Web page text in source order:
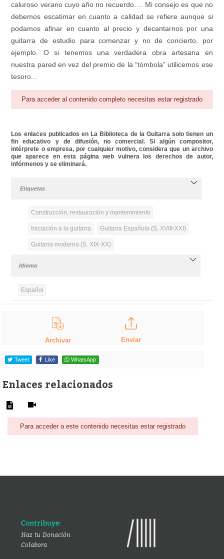
caluroso verano cuyo año no recuerdo…. Mi consejo es que no
debemos escatimar en cuanto a calidad se refiere aunque si
podamos afinar en cuanto al precio y decantarnos por una
guitarra de estudio para comenzar y no de concierto, por
ejemplo. O si tenemos una verdadera obra artesana en
nuestra pared en vez del premio de la “tómbola” utilicemos ese
tesoro...
Para acceder al contenido completo necesitas estar registrado
Los enlaces publicados en La Biblioteca de la Guitarra solo tienen un
fin educativo y de difusión, no comercial. Si algún compositor,
intérprete o empresa, por cualquier motivo, considera que un archivo
que aparece en esta página web vulnera los derechos de autor,
infórmenos y se eliminará.
Etiquetas
Construcción, restauración y mantenimiento
Iniciación a la guitarra Guitarra Española (S. XVIII-XXI)
Guitarra moderna (S. XIX-XX)
Idioma
Español
Archivar Enviar
Tweet Like WhatsApp
Enlaces relacionados
Para acceder a este contenido necesitas estar registrado
Contribuye:
Haz tu Donación
Colabora